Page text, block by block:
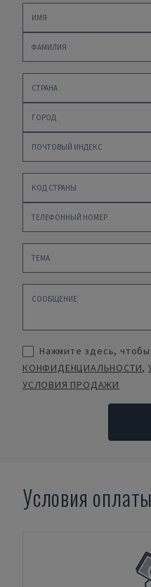
Нажмите здесь,
КОНФИДЕНЦИАЛЬНОСТИ,
УСЛОВИЯ ПРОДАЖИ
Условия оплаты